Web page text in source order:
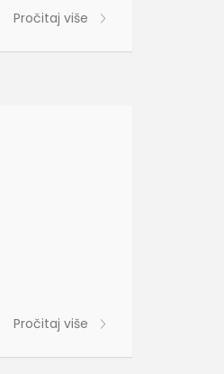
Pročitaj više
Pročitaj više